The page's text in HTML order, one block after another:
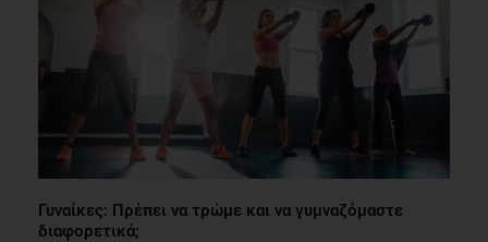
Γυναίκες: Πρέπει να τρώμε και να γυμναζόμαστε
διαφορετικά;